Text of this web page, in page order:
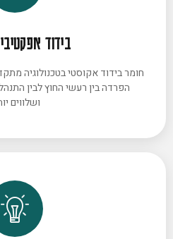
בידוד
חומר בידוד אקוסטי בטכנולוגיה
הפרדה בין רעשי החוץ לבין
ושלווים